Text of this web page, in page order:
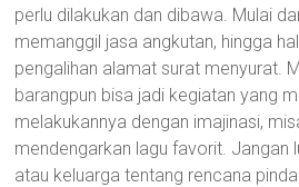
perlu dilakukan dan dibawa. Mulai
memanggil jasa angkutan, hingga
pengalihan alamat surat menyurat.
barangpun bisa jadi kegiatan yang
melakukannya dengan imajinasi,
mendengarkan lagu favorit. Jangan
atau keluarga tentang rencana